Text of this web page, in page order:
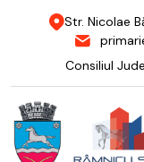
Str. Nicolae
Consiliul